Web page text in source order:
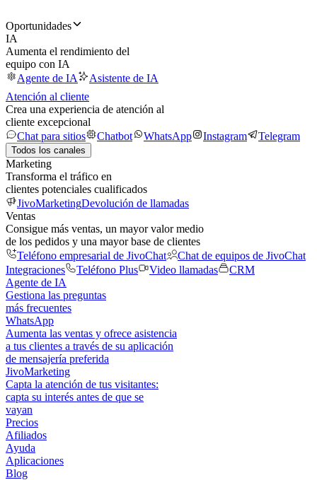
Oportunidades
IA
Aumenta el rendimiento del
equipo con IA
Agente de IA
Asistente de IA
Atención al cliente
Crea una experiencia de atención al
cliente excepcional
Chat para sitios
Chatbot WhatsApp Instagram Telegram
Todos los canales
Marketing
Transforma el tráfico en
clientes potenciales cualificados
JivoMarketingDevolución de llamadas
Ventas
Consigue más ventas, un mayor valor medio
de los pedidos y una mayor base de clientes
Teléfono empresarial de JivoChat
Chat de equipos de JivoChat
Integraciones
Teléfono Plus Video llamadas
CRM
Agente de IA
Gestiona las preguntas
más frecuentes
WhatsApp
Aumenta las ventas y ofrece asistencia
a tus clientes a través de su aplicación
de mensajería preferida
JivoMarketing
Capta la atención de tus visitantes:
capta su interés antes de que se
vayan
Precios
Afiliados
Ayuda
Aplicaciones
Blog